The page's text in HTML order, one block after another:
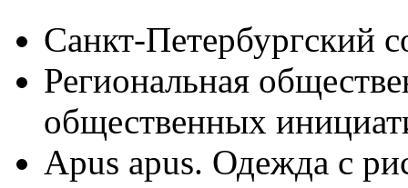
Санкт-Петербургский
Региональная
общественных
Apus apus. Одежда с